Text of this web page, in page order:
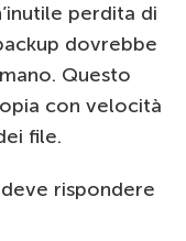
perdita di
dovrebbe
Questo
con velocità
file.
rispondere